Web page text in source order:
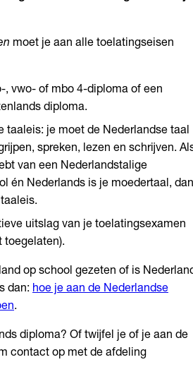
moet je aan alle toelatingseisen
, vwo- of mbo 4-diploma of een
diploma.
taaleis: je moet de Nederlandse taal
spreken, lezen en schrijven.
van een Nederlandstalige
én Nederlands is je moedertaal, dan
uitslag van je toelatingsexamen
toegelaten).
op school gezeten of is
dan: hoe je aan de Nederlandse
.
diploma? Of twijfel je of je aan de
contact op met de afdeling